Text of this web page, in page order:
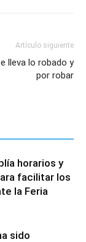
Artículo siguiente
lleva lo robado y
por robar
horarios y
facilitar los
la Feria
sido